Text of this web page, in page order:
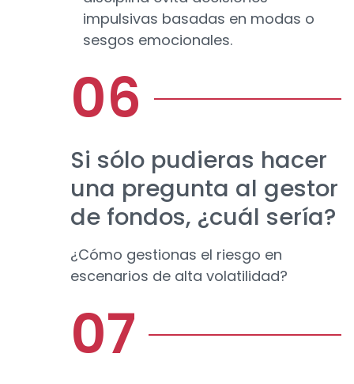
impulsivas basadas en modas o
sesgos emocionales.
Si sólo pudieras hacer
una pregunta al gestor
de fondos, ¿cuál sería?
¿Cómo gestionas el riesgo en
escenarios de alta volatilidad?